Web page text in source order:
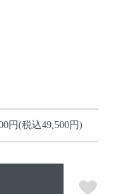
円(税込49,500円)